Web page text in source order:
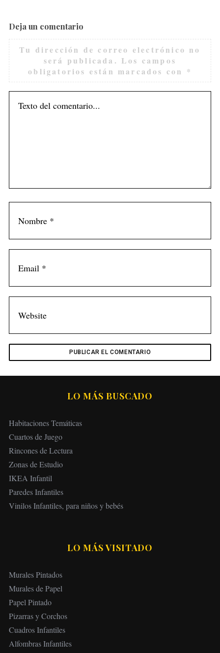
Deja un comentario
Tu dirección de correo electrónico no
será publicada. Los campos
obligatorios están marcados con *
LO MÁS BUSCADO
Habitaciones Temáticas
Cuartos de Juego
Rincones de Lectura
Zonas de Estudio
IKEA Infantil
Paredes Infantiles
Vinilos Infantiles, para niños y bebés
LO MÁS VISITADO
Murales Pintados
Murales de Papel
Papel Pintado
Pizarras y Corchos
Cuadros Infantiles
Alfombras Infantiles